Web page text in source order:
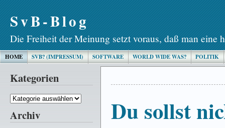
SvB-Blog
Die Freiheit der Meinung setzt voraus, daß man eine
HOME SVB? (IMPRESSUM) SOFTWARE WORLD WIDE WAS? POLITIK
Kategorien
Kategorien
Archiv Du sollst